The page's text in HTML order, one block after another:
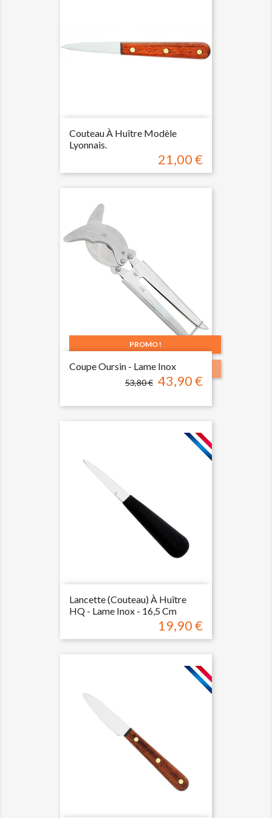
Couteau À Huître Modèle
Lyonnais.
Prix
21,00 €
Coupe Oursin - Lame Inox
Prix
base
53,80 € Prix
43,90 €
PROMO !
-9,90 €
Lancette (couteau) À Huître
HQ - Lame Inox - 16,5 Cm
Prix
19,90 €